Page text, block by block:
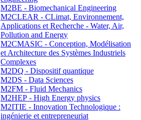
M2BE - Biomechanical Engineering
M2CLEAR - CLimat, Environnement,
Applications et Recherche - Water, Air,
Pollution and Energy
M2CMASIC - Conception, Modélisation
et Architecture des Systèmes Industriels
Complexes
M2DQ - Dispositif quantique
M2DS - Data Sciences
M2FM - Fluid Mechanics
M2HEP - High Energy physics
M2ITIE - Innovation Technologique :
ingénierie et entrepreneuriat